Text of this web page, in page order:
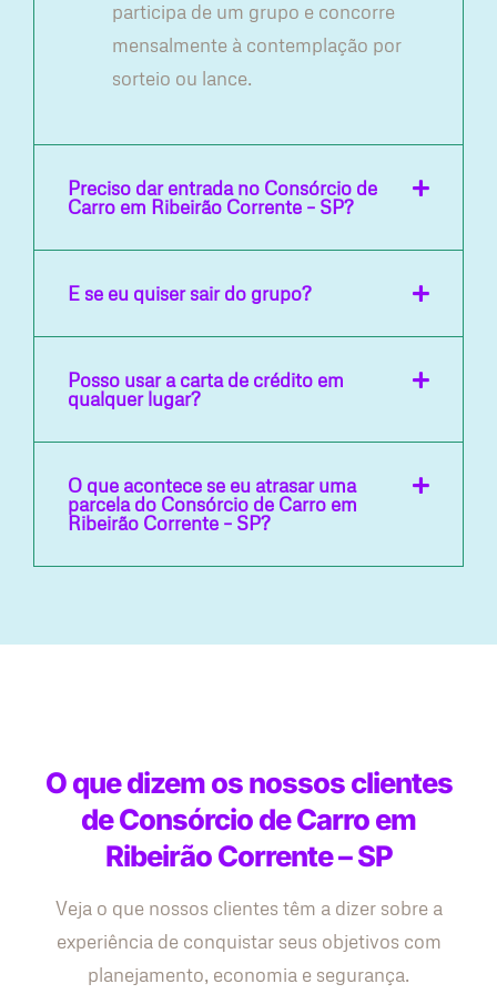
participa de um grupo e concorre
mensalmente à contemplação por
sorteio ou lance.
Preciso dar entrada no Consórcio de
Carro em Ribeirão Corrente – SP?
E se eu quiser sair do grupo?
Posso usar a carta de crédito em
qualquer lugar?
O que acontece se eu atrasar uma
parcela do Consórcio de Carro em
Ribeirão Corrente – SP?
O que dizem os nossos clientes
de Consórcio de Carro em
Ribeirão Corrente – SP
Veja o que nossos clientes têm a dizer sobre a
experiência de conquistar seus objetivos com
planejamento, economia e segurança.